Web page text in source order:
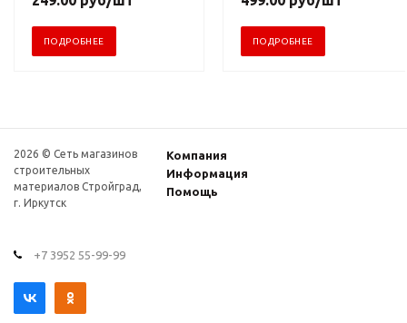
ПОДРОБНЕЕ ПОДРОБНЕЕ
2026 © Сеть магазинов
строительных
материалов Стройград,
г. Иркутск
Компания
Информация
Помощь
+7 3952 55-99-99